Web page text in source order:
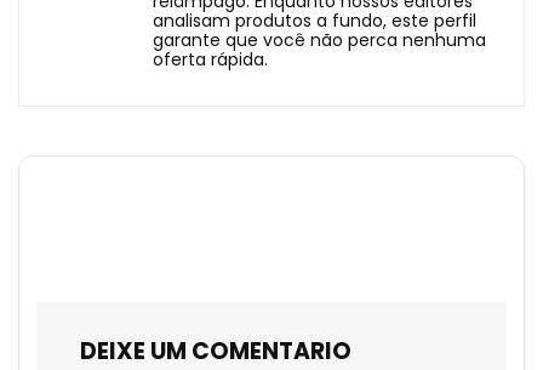
analisam produtos a fundo, este perfil
garante que você não perca nenhuma
oferta rápida.
DEIXE UM COMENTARIO